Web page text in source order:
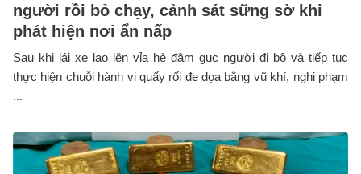
người rồi bỏ chạy, cảnh sát sững sờ khi
phát hiện nơi ẩn nấp
Sau khi lái xe lao lên vỉa hè đâm gục người đi bộ và tiếp tục
thực hiện chuỗi hành vi quấy rối đe dọa bằng vũ khí, nghi phạm
...